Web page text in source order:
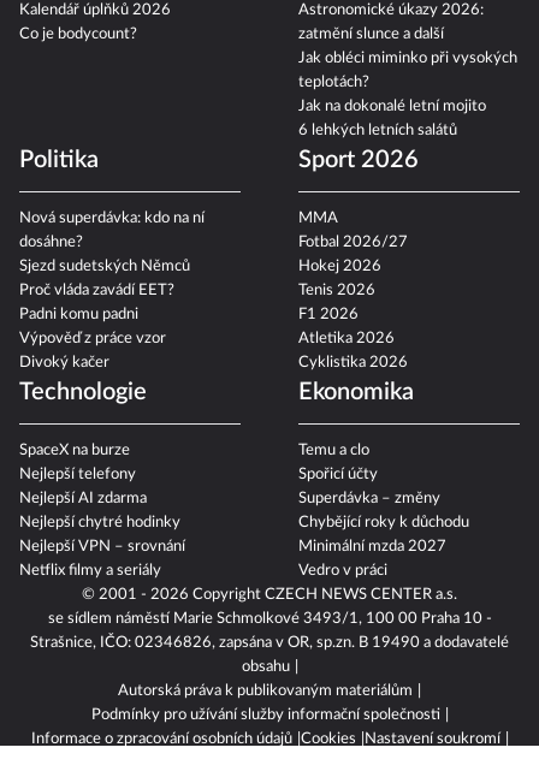
© 2001 - 2026 Copyright CZECH NEWS CENTER a.s.
se sídlem náměstí Marie Schmolkové 3493/1, 100 00 Praha 10 -
Strašnice, IČO: 02346826, zapsána v OR, sp.zn. B 19490 a dodavatelé
obsahu
Autorská práva k publikovaným materiálům
Podmínky pro užívání služby informační společnosti
Informace o zpracování osobních údajů Cookies
Nastavení soukromí
Kalendář úplňků 2026
Co je bodycount?
Astronomické úkazy 2026:
zatmění slunce a další
Jak obléci miminko při vysokých
teplotách?
Jak na dokonalé letní mojito
6 lehkých letních salátů
Politika
Nová superdávka: kdo na ní
dosáhne?
Sjezd sudetských Němců
Proč vláda zavádí EET?
Padni komu padni
Výpověď z práce vzor
Divoký kačer
Sport 2026
MMA
Fotbal 2026/27
Hokej 2026
Tenis 2026
F1 2026
Atletika 2026
Cyklistika 2026
Technologie
SpaceX na burze
Nejlepší telefony
Nejlepší AI zdarma
Nejlepší chytré hodinky
Nejlepší VPN – srovnání
Netflix filmy a seriály
Ekonomika
Temu a clo
Spořicí účty
Superdávka – změny
Chybějící roky k důchodu
Minimální mzda 2027
Vedro v práci